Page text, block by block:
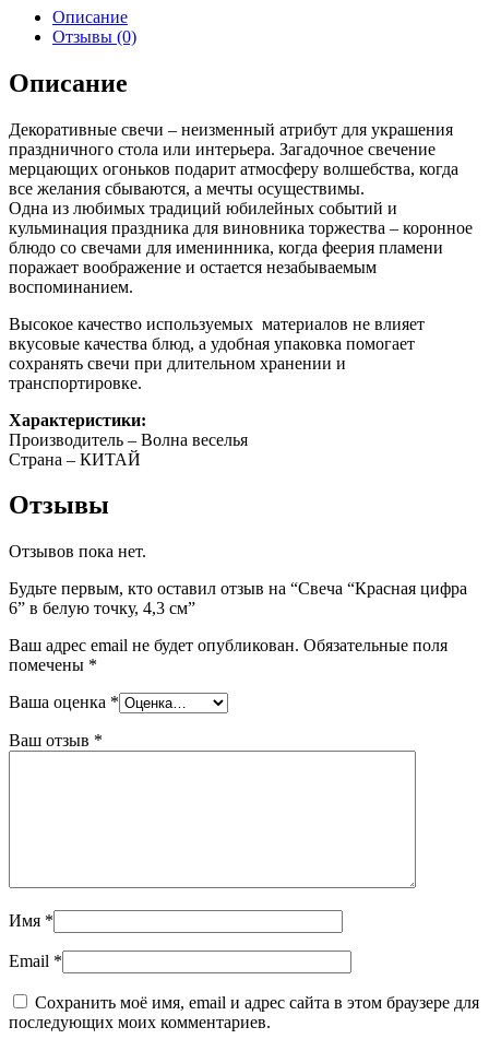
белую
точку,
см
Описание
Отзывы (0)
Описание
Декоративные свечи – неизменный атрибут для украшения
праздничного стола или интерьера. Загадочное свечение
мерцающих огоньков подарит атмосферу волшебства, когда
все желания сбываются, а мечты осуществимы.
Одна из любимых традиций юбилейных событий и
кульминация праздника для виновника торжества – коронное
блюдо со свечами для именинника, когда феерия пламени
поражает воображение и остается незабываемым
воспоминанием.
Высокое качество используемых материалов не влияет
вкусовые качества блюд, а удобная упаковка помогает
сохранять свечи при длительном хранении и
транспортировке.
Характеристики:
Производитель – Волна веселья
Страна – КИТАЙ
Отзывы
Отзывов пока нет.
Будьте первым, кто оставил отзыв на “Свеча “Красная цифра
6” в белую точку, 4,3 см”
Ваш адрес email не будет опубликован. Обязательные поля
помечены *
Ваша оценка *
Ваш отзыв *
Имя *
Email *
Сохранить моё имя, email и адрес сайта в этом браузере для
последующих моих комментариев.